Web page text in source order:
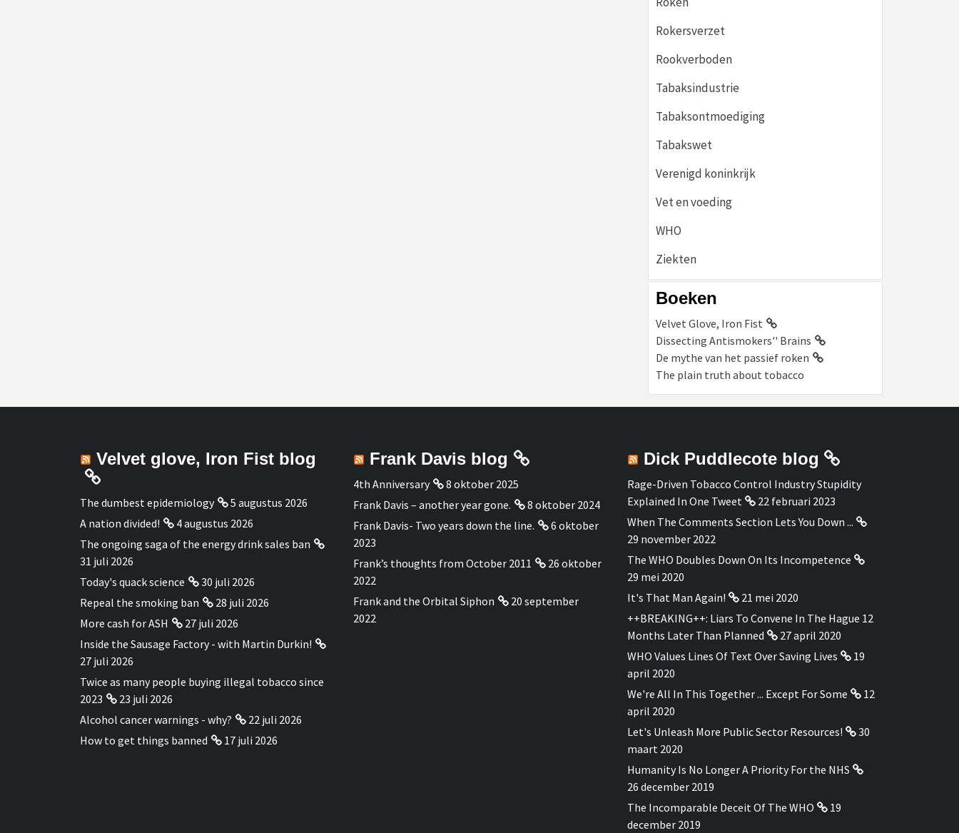
Rokersverzet
Rookverboden
Tabaksindustrie
Tabaksontmoediging
Tabakswet
Verenigd koninkrijk
Vet en voeding
WHO
Ziekten
Boeken
Velvet Glove, Iron Fist
Dissecting Antismokers'' Brains
De mythe van het passief roken
The plain truth about tobacco
Velvet glove, Iron Fist blog
The dumbest epidemiology
5 augustus 2026
A nation divided!
4 augustus 2026
The ongoing saga of the energy drink sales ban
31 juli 2026
Today's quack science
30 juli 2026
Repeal the smoking ban
28 juli 2026
More cash for ASH
27 juli 2026
Inside the Sausage Factory - with Martin Durkin!
27 juli 2026
Twice as many people buying illegal tobacco since
2023
23 juli 2026
Alcohol cancer warnings - why?
22 juli 2026
How to get things banned
17 juli 2026
Frank Davis blog
4th Anniversary
8 oktober 2025
Frank Davis – another year gone.
8 oktober 2024
Frank Davis- Two years down the line.
6 oktober
2023
Frank’s thoughts from October 2011
26 oktober
2022
Frank and the Orbital Siphon
20 september
2022
Dick Puddlecote blog
Rage-Driven Tobacco Control Industry Stupidity
Explained In One Tweet
22 februari 2023
When The Comments Section Lets You Down ...
29 november 2022
The WHO Doubles Down On Its Incompetence
29 mei 2020
It's That Man Again!
21 mei 2020
++BREAKING++: Liars To Convene In The Hague 12
Months Later Than Planned
27 april 2020
WHO Values Lines Of Text Over Saving Lives
19
april 2020
We're All In This Together ... Except For Some
12
april 2020
Let's Unleash More Public Sector Resources!
30
maart 2020
Humanity Is No Longer A Priority For the NHS
26 december 2019
The Incomparable Deceit Of The WHO
19
december 2019